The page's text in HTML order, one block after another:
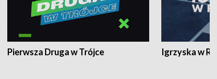
Pierwsza Druga w Trójce Igrzyska w